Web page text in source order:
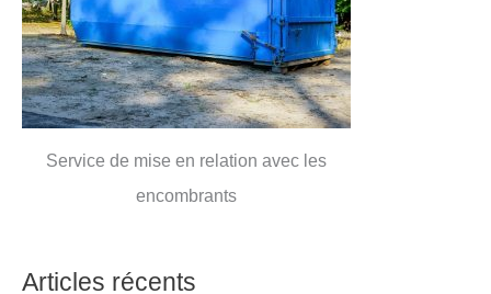
Service de mise en relation avec les
encombrants
Articles récents